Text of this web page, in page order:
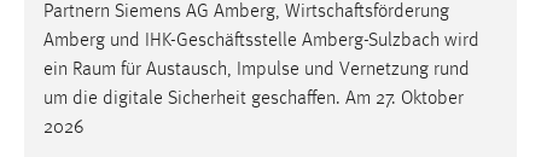
Partnern Siemens AG Amberg, Wirtschaftsförderung
Amberg und IHK-Geschäftsstelle Amberg-Sulzbach wird
ein Raum für Austausch, Impulse und Vernetzung rund
um die digitale Sicherheit geschaffen. Am 27. Oktober
2026
Zweck:
Für performante Seitenauslieferung wird in diesem Cookie
gespeichert, ob man eingeloggt ist.